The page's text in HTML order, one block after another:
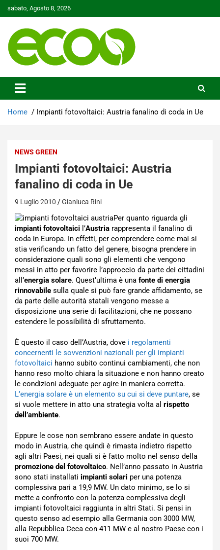
to
sabato, Agosto 8, 2026
Ecoo.it
Home Impianti fotovoltaici: Austria fanalino di coda in Ue
NEWS GREEN
Impianti fotovoltaici: Austria
fanalino di coda in Ue
9 Luglio 2010 Gianluca Rini
Per quanto riguarda gli
impianti fotovoltaici l’Austria rappresenta il fanalino di
coda in Europa. In effetti, per comprendere come mai si
stia verificando un fatto del genere, bisogna prendere in
considerazione quali sono gli elementi che vengono
messi in atto per favorire l’approccio da parte dei cittadini
all’energia solare. Quest’ultima è una fonte di energia
rinnovabile sulla quale si può fare grande affidamento, se
da parte delle autorità statali vengono messe a
disposizione una serie di facilitazioni, che ne possano
estendere le possibilità di sfruttamento.
È questo il caso dell’Austria, dove i regolamenti
concernenti le sovvenzioni nazionali per gli impianti
fotovoltaici hanno subito continui cambiamenti, che non
hanno reso molto chiara la situazione e non hanno creato
le condizioni adeguate per agire in maniera corretta.
L’energia solare è un elemento su cui si deve puntare, se
si vuole mettere in atto una strategia volta al rispetto
dell’ambiente.
Eppure le cose non sembrano essere andate in questo
modo in Austria, che quindi è rimasta indietro rispetto
agli altri Paesi, nei quali si è fatto molto nel senso della
promozione del fotovoltaico. Nell’anno passato in Austria
sono stati installati impianti solari per una potenza
complessiva pari a 19,9 MW. Un dato minimo, se lo si
mette a confronto con la potenza complessiva degli
impianti fotovoltaici raggiunta in altri Stati. Si pensi in
questo senso ad esempio alla Germania con 3000 MW,
alla Repubblica Ceca con 411 MW e al nostro Paese con i
suoi 700 MW.